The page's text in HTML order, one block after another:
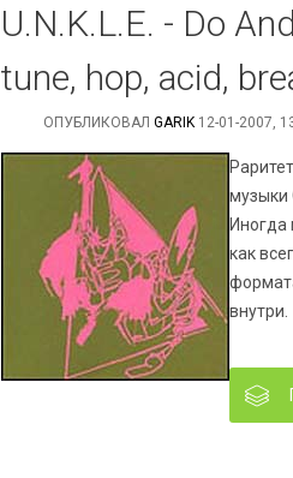
U.N.K.L.E. - Do
tune, hop, acid,
ОПУБЛИКОВАЛ GARIK 12-01-2007,
музыки
Иногда
как
внутри.